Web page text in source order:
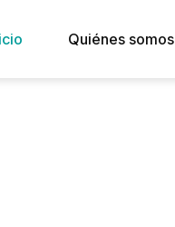
Quiénes somos